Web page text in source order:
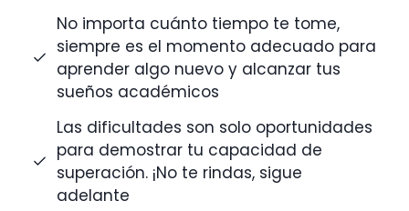
No importa cuánto tiempo te tome,
siempre es el momento adecuado para
aprender algo nuevo y alcanzar tus
sueños académicos
Las dificultades son solo oportunidades
para demostrar tu capacidad de
superación. ¡No te rindas, sigue
adelante